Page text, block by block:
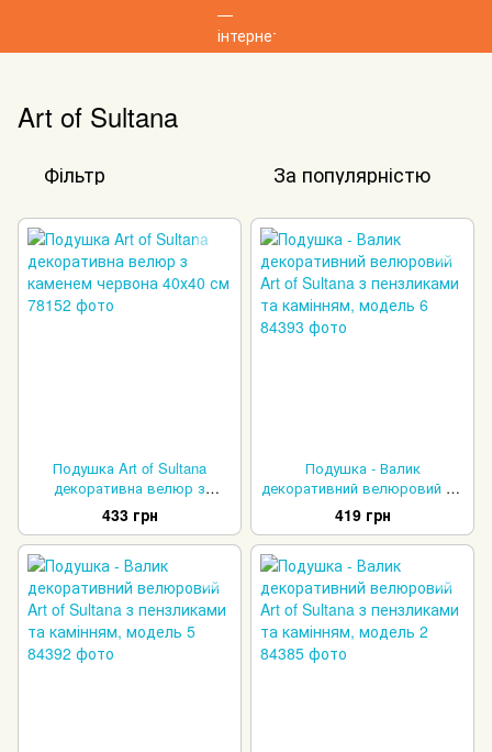
Art of Sultana
Фільтр За популярністю
Подушка Art of Sultana
декоративна велюр з
каменем червона 40х40 см
433 грн
Подушка - Валик
декоративний велюровий Art
of Sultana з пензликами та
камінням, модель 6
419 грн